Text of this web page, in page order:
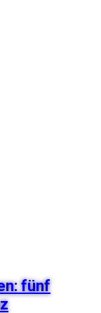
fünf